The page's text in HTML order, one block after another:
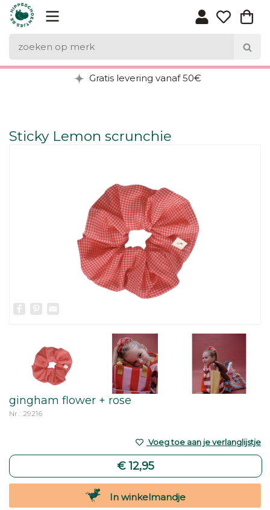
Gratis levering vanaf 50€
Sticky Lemon scrunchie
Facebook
Pinterest
gingham flower + rose
Nr.: 29216
€ 12,95
Voeg toe aan je verlanglijstje
In winkelmandje